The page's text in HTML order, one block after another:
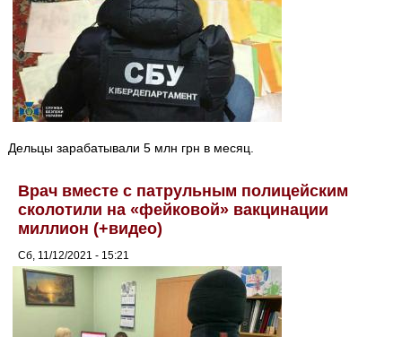
Дельцы зарабатывали 5 млн грн в месяц.
Врач вместе с патрульным полицейским
сколотили на «фейковой» вакцинации
миллион (+видео)
Сб, 11/12/2021 - 15:21